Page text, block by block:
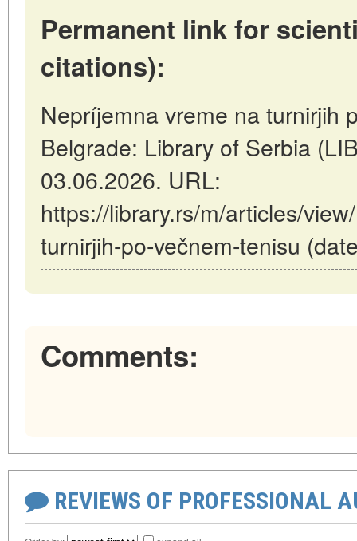
Permanent link for
citations):
Nepríjemna vreme na turnirjih
Belgrade: Library of Serbia
03.06.2026. URL:
https://library.rs/m/articles/
turnirjih-po-večnem-tenisu
Comments:
REVIEWS OF PROFESSIONAL